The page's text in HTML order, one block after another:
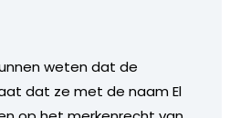
weten dat de
dat ze met de naam El